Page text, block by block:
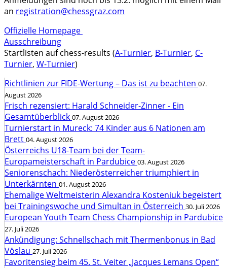
an registration@chessgraz.com
Offizielle Homepage
Ausschreibung
Startlisten auf chess-results (A-Turnier, B-Turnier, C-
Turnier, W-Turnier)
Richtlinien zur FIDE-Wertung – Das ist zu beachten 07.
August 2026
Frisch rezensiert: Harald Schneider-Zinner - Ein
Gesamtüberblick 07. August 2026
Turnierstart in Mureck: 74 Kinder aus 6 Nationen am
Brett 04. August 2026
Österreichs U18-Team bei der Team-
Europameisterschaft in Pardubice 03. August 2026
Seniorenschach: Niederösterreicher triumphiert in
Unterkärnten 01. August 2026
Ehemalige Weltmeisterin Alexandra Kosteniuk begeistert
bei Trainingswoche und Simultan in Österreich 30. Juli 2026
European Youth Team Chess Championship in Pardubice
27. Juli 2026
Ankündigung: Schnellschach mit Thermenbonus in Bad
Vöslau 27. Juli 2026
Favoritensieg beim 45. St. Veiter „Jacques Lemans Open“